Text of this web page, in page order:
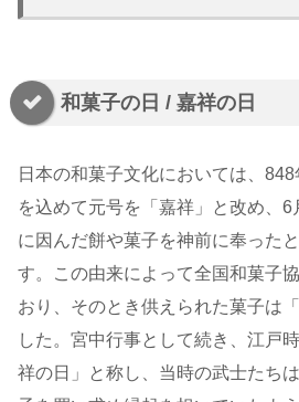
和菓子の日 / 嘉祥の日
日本の和菓子文化においては、
を込めて元号を「嘉祥」と改め、
に因んだ餅や菓子を神前に奉った
す。この由来によって全国和菓子
おり、そのとき供えられた菓子は
した。宮中行事として続き、江戸
祥の日」と称し、当時の武士たち